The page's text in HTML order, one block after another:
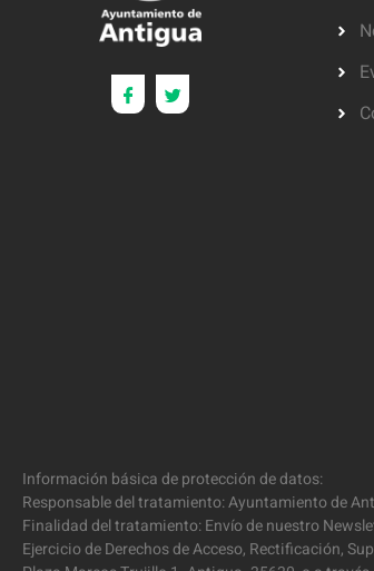
Información básica de protección de datos:
Responsable del tratamiento: Ayuntamiento de
Finalidad del tratamiento: Envío de nuestro
Ejercicio de Derechos de Acceso, Rectificación,